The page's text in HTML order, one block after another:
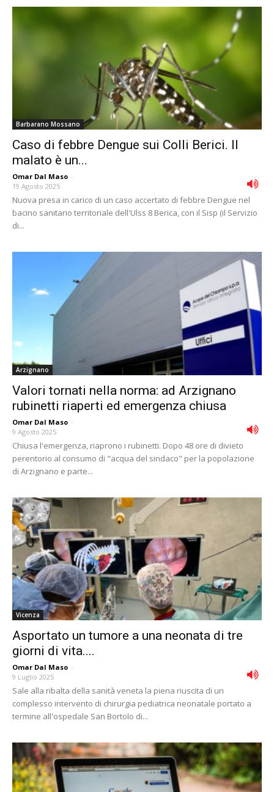
Barbarano Mossano
Caso di febbre Dengue sui Colli Berici. Il
malato è un...
Omar Dal Maso -
19 Agosto 2025
Nuova presa in carico di un caso accertato di febbre Dengue nel
bacino sanitario territoriale dell'Ulss 8 Berica, con il Sisp (il Servizio
di...
Arzignano
Valori tornati nella norma: ad Arzignano
rubinetti riaperti ed emergenza chiusa
Omar Dal Maso -
9 Agosto 2025
Chiusa l'emergenza, riaprono i rubinetti. Dopo 48 ore di divieto
perentorio al consumo di "acqua del sindaco" per la popolazione
di Arzignano e parte...
Vicenza
Asportato un tumore a una neonata di tre
giorni di vita....
Omar Dal Maso -
9 Luglio 2025
Sale alla ribalta della sanità veneta la piena riuscita di un
complesso intervento di chirurgia pediatrica neonatale portato a
termine all'ospedale San Bortolo di...